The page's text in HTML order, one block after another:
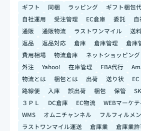
ギフト 同梱 ラッピング ギフト梱包
自社運用
受注管理 EC倉庫 委託
通販
通販物流 ラストワンマイル 送
返品
返品対応 倉庫 倉庫管理 倉庫
費用相場
物流倉庫 ネットショッピング
外注
Yahoo! 在庫管理 FBA代行
物流とは
梱包とは 出荷 送り状 EC
路線便
入庫 誤出荷 梱包 保管
３ＰＬ
DC倉庫 EC物流 WEBマーケ
WMS
オムニチャンネル フルフィルメ
ラストワンマイル運送
倉庫業 倉庫業許